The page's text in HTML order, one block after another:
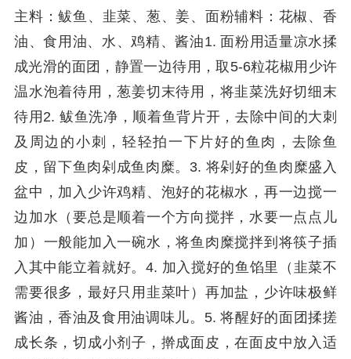
主料：鲅鱼、韭菜、葱、姜、面粉辅料：花椒、香
油、食用油、水、鸡精、酱油1. 面粉用适量凉水揉
成光滑的面团，静置一边待用，取5-6粒花椒用少许
温水泡着待用，葱姜切末待用，将韭菜洗好切细末
待用2. 鲅鱼洗净，顺着鱼背片开，去除中间的大刺
及周边的小刺，轻轻拍一下片好的鱼肉，去除鱼
皮，留下鱼肉剁成鱼肉糜。3. 将剁好的鱼肉糜盛入
盆中，加入少许鸡精、泡好的花椒水，再一边搅一
边加水（要总是顺着一个方向搅拌，水要一点点儿
加）一般能加入一碗水，将鱼肉糜搅拌到将筷子插
入其中能立着就好。4. 加入搅好的鱼馅里（韭菜不
需要很多，最好只用韭菜叶）再加盐，少许味极鲜
酱油，香油及食用油调味儿。5. 将醒好的面团揉搓
成长条，切成小剂子，擀成面皮，在面皮中放入适